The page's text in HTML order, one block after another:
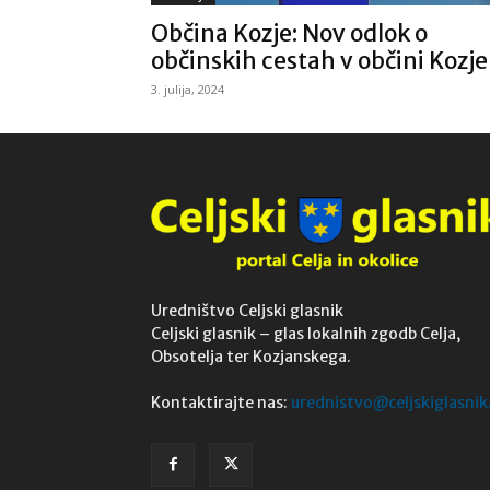
Občina Kozje: Nov odlok o
občinskih cestah v občini Kozje
3. julija, 2024
Uredništvo Celjski glasnik
Celjski glasnik – glas lokalnih zgodb Celja,
Obsotelja ter Kozjanskega.
Kontaktirajte nas: